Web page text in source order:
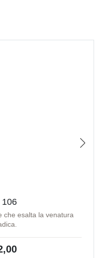
106
che esalta la venatura